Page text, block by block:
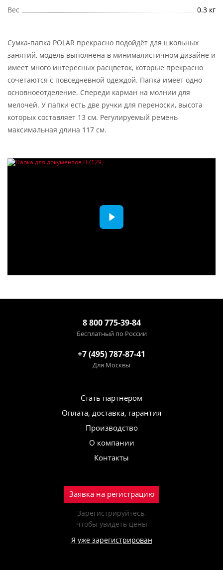
Вес
0.3 кг
Сумка-папка POLAR прекрасно подойдёт для школьных
занятий, модель выполнена в минималистичном дизайне и
имеет много интересных расцветок, которые прекрасно
сочетаются с повседневной одеждой. Папка имеет одно
основноеотделение. Спереди карман на молнии для
мелочей. У папки есть две ручки для переноски, высота
которых составляет 13 см. Регулируемый ремень
максимальная длина 117 см.
8 800 775-39-84
Бесплатный по России
+7 (495) 787-87-41
Для Москвы
Стать партнёром
Оплата, доставка, гарантия
Производство
О компании
Контакты
Заявка на регистрацию
Зарегистрируйтесь,
чтобы увидеть цены
Я уже зарегистрирован